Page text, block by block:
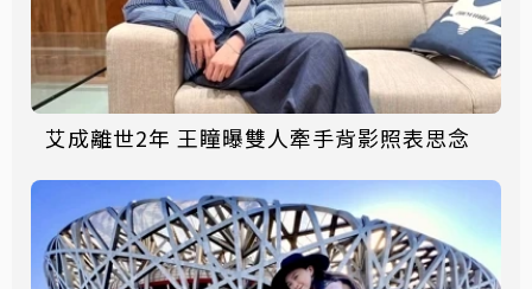
艾成離世2年 王瞳曝雙人牽手背影照表思念